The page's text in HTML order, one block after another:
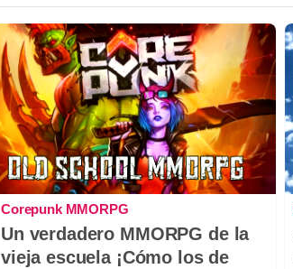
Corepunk MMORPG
Un verdadero MMORPG de la
vieja escuela ¡Cómo los de